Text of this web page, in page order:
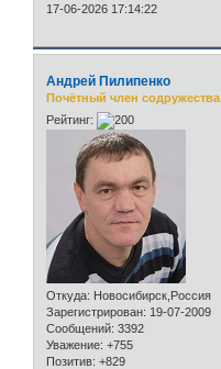
17-06-2026 17:14:22
Андрей Пилипенко
Почётный член содружества
Рейтинг:
Откуда: Новосибирск,Россия
Зарегистрирован: 19-07-2009
Сообщений: 3392
Уважение: +755
Позитив: +829